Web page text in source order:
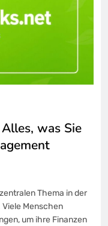
was Sie
Thema in der
Viele Menschen
um ihre Finanzen